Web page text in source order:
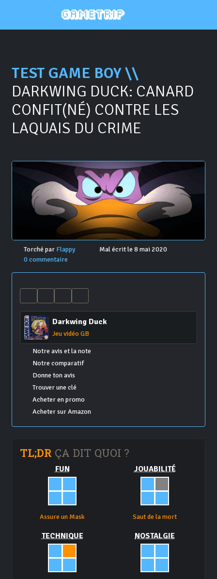
TEST GAME BOY \\
DARKWING DUCK: CANARD
CONFIT(NÉ) CONTRE LES
LAQUAIS DU CRIME
Torché par Flappy
Mal écrit le 8 mai 2020
0 commentaire
Darkwing Duck
Jeu vidéo GB
Notre avis et la note
Notre comparatif
Donne ton avis
Trouver une clé
Acheter en promo
Acheter sur Amazon
TL;DR ÇA DIT QUOI ?
FUN
Assure un Mask
JOUABILITÉ
Saut de la mort
TECHNIQUE NOSTALGIE